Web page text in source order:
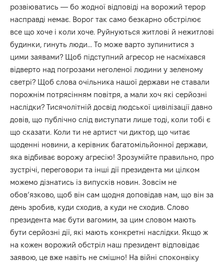
розвіюватись — бо жодної відповіді на ворожий терор
насправді немає. Ворог так само безкарно обстрілює
все що хоче і коли хоче. Руйнуються житлові й нежитлові
будинки, гинуть люди… То може варто зупинитися з
цими заявами? Щоб підступний агресор не насміхався
відверто над погрозами неголеної людини у зеленому
светрі? Щоб слова очільника нашої держави не ставали
порожнім потрясінням повітря, а мали хоч які серйозні
наслідки? Тисячолітній досвід людської цивілізації давно
довів, що публічно слід виступати лише тоді, коли тобі є
що сказати. Коли ти не артист чи диктор, що читає
щоденні новини, а керівник багатомільйонної держави,
яка відбиває ворожу агресію! Зрозумійте правильно, про
зустрічі, переговори та інші дії президента ми цілком
можемо дізнатись із випусків новин. Зовсім не
обов’язково, щоб він сам щодня доповідав нам, що він за
день зробив, куди сходив, а куди не сходив. Слово
президента має бути вагомим, за цим словом мають
бути серйозні дії, які мають конкретні наслідки. Якщо ж
на кожен ворожий обстріл наш президент відповідає
заявою, це вже навіть не смішно! На війні споконвіку